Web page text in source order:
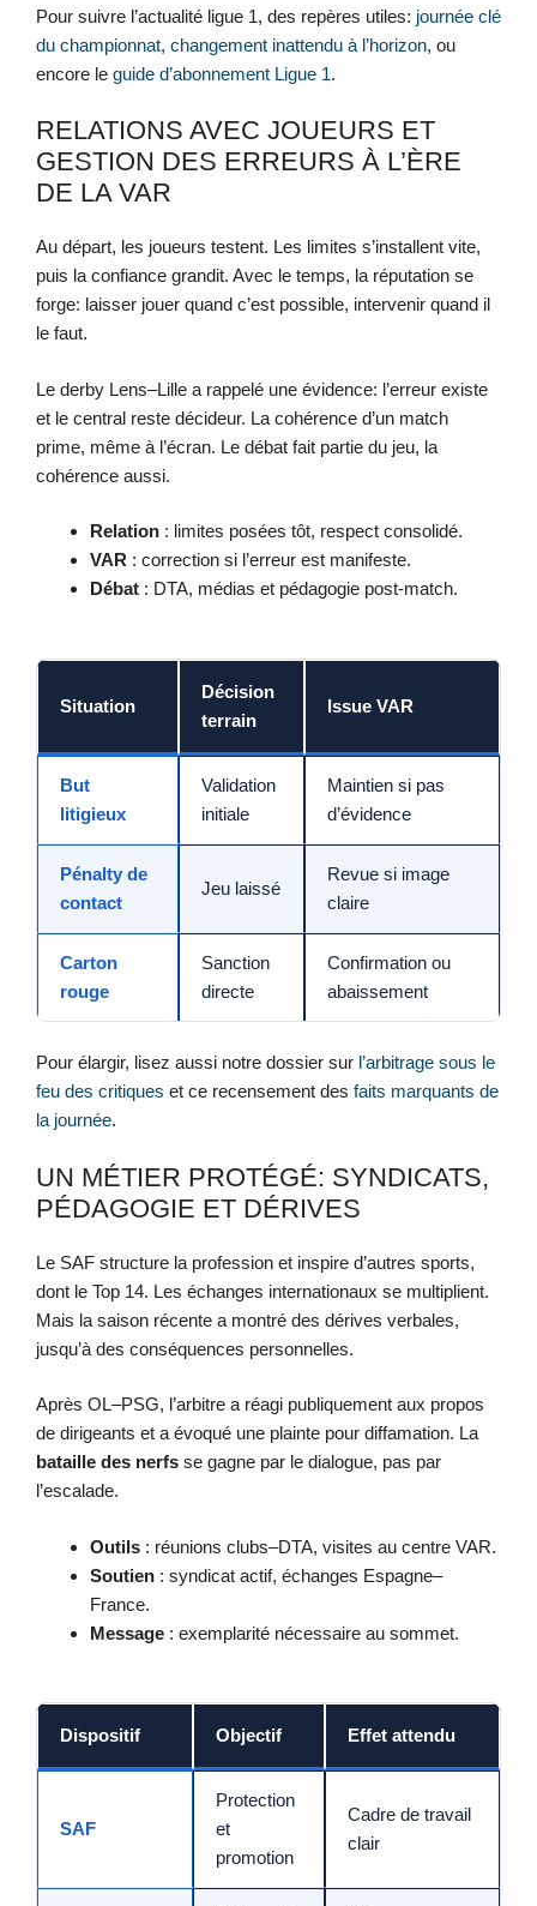
Pour suivre l’actualité ligue 1, des repères utiles: journée clé
du championnat, changement inattendu à l’horizon, ou
encore le guide d’abonnement Ligue 1.
RELATIONS AVEC JOUEURS ET
GESTION DES ERREURS À L’ÈRE
DE LA VAR
Au départ, les joueurs testent. Les limites s’installent vite,
puis la confiance grandit. Avec le temps, la réputation se
forge: laisser jouer quand c’est possible, intervenir quand il
le faut.
Le derby Lens–Lille a rappelé une évidence: l’erreur existe
et le central reste décideur. La cohérence d’un match
prime, même à l’écran. Le débat fait partie du jeu, la
cohérence aussi.
Relation : limites posées tôt, respect consolidé.
VAR : correction si l’erreur est manifeste.
Débat : DTA, médias et pédagogie post-match.
Situation
Décision
terrain
Issue VAR
But
litigieux
Validation
initiale
Maintien si pas
d’évidence
Pénalty de
contact
Jeu laissé
Revue si image
claire
Carton
rouge
Sanction
directe
Confirmation ou
abaissement
Pour élargir, lisez aussi notre dossier sur l’arbitrage sous le
feu des critiques et ce recensement des faits marquants de
la journée.
UN MÉTIER PROTÉGÉ: SYNDICATS,
PÉDAGOGIE ET DÉRIVES
Le SAF structure la profession et inspire d’autres sports,
dont le Top 14. Les échanges internationaux se multiplient.
Mais la saison récente a montré des dérives verbales,
jusqu’à des conséquences personnelles.
Après OL–PSG, l’arbitre a réagi publiquement aux propos
de dirigeants et a évoqué une plainte pour diffamation. La
bataille des nerfs se gagne par le dialogue, pas par
l’escalade.
Outils : réunions clubs–DTA, visites au centre VAR.
Soutien : syndicat actif, échanges Espagne–
France.
Message : exemplarité nécessaire au sommet.
Dispositif Objectif Effet attendu
SAF
Protection
et
promotion
Cadre de travail
clair